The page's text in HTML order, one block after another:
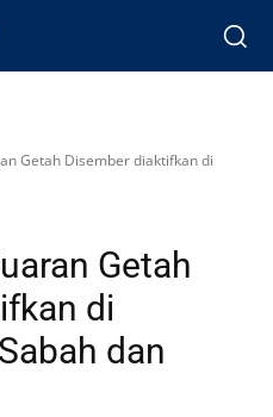
Getah Disember diaktifkan di
Getah
di
dan